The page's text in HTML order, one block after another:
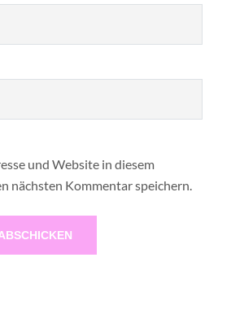
und Website in diesem
nächsten Kommentar speichern.